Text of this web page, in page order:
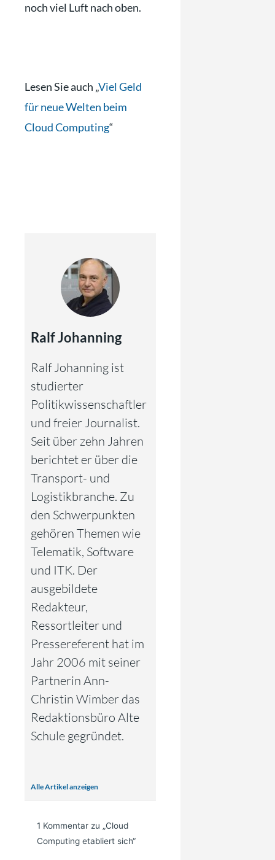
noch viel Luft nach oben.
Lesen Sie auch „Viel Geld
für neue Welten beim
Cloud Computing“
Ralf Johanning
Ralf Johanning ist
studierter
Politikwissenschaftler
und freier Journalist.
Seit über zehn Jahren
berichtet er über die
Transport- und
Logistikbranche. Zu
den Schwerpunkten
gehören Themen wie
Telematik, Software
und ITK. Der
ausgebildete
Redakteur,
Ressortleiter und
Pressereferent hat im
Jahr 2006 mit seiner
Partnerin Ann-
Christin Wimber das
Redaktionsbüro Alte
Schule gegründet.
Alle Artikel anzeigen
1 Kommentar zu „Cloud
Computing etabliert sich“